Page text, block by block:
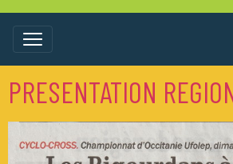
PRESENTATION